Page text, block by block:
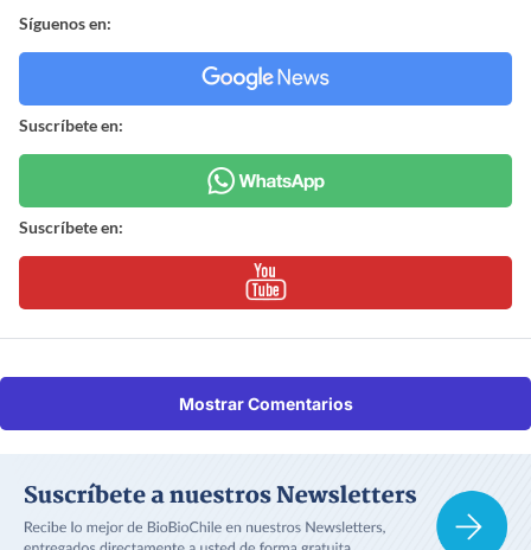
Síguenos en:
Suscríbete en:
Suscríbete en:
Mostrar Comentarios